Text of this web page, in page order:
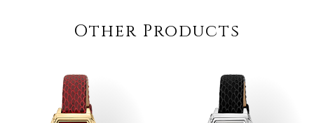
Other Products